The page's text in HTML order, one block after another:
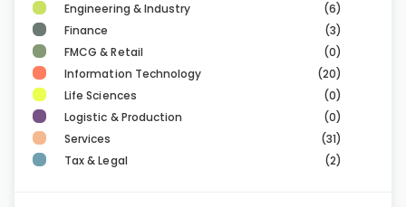
Engineering & Industry
(6)
Finance
(3)
FMCG & Retail
(0)
Information Technology
(20)
Life Sciences
(0)
Logistic & Production
(0)
Services
(31)
Tax & Legal
(2)